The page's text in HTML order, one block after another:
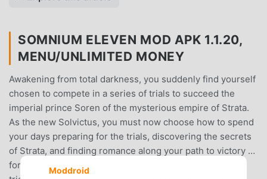
SOMNIUM ELEVEN MOD APK 1.1.20,
MENU/UNLIMITED MONEY
Awakening from total darkness, you suddenly find yourself
chosen to compete in a series of trials to succeed the
imperial prince Soren of the mysterious empire of Strata.
As the new Solvictus, you must now choose how to spend
your days preparing for the trials, discovering the secrets
of Strata, and finding romance along your path to victory …
for the answers to your fate rest in surviving the
Moddroid